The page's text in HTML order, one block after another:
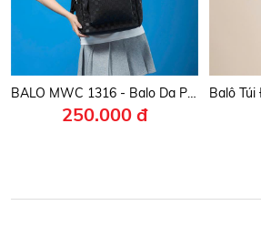
BALO MWC 1316 - Balo Da PU Caro Mềm Mịn, Phong Cách Urban Street Cực Ngầu, Sang Trọng, Cá Tính, Hiện Đại.
250.000 đ